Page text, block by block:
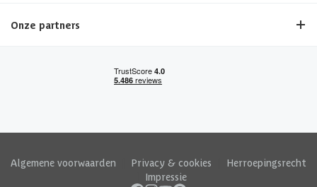
Onze partners
Algemene voorwaarden Privacy & cookies
Herroepingsrecht
Impressie